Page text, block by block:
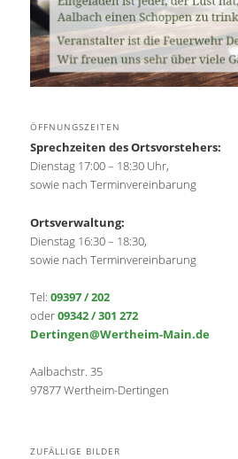
ÖFFNUNGSZEITEN
Sprechzeiten des Ortsvorstehers:
Dienstag 17:00 – 18:30 Uhr,
sowie nach Terminvereinbarung
Ortsverwaltung:
Dienstag 16:30 – 18:30,
sowie nach Terminvereinbarung
Tel:09397 / 202
oder09342 / 301 272
Dertingen@Wertheim-Main.de
Aalbachstr. 35
97877 Wertheim-Dertingen
ZUFÄLLIGE BILDER